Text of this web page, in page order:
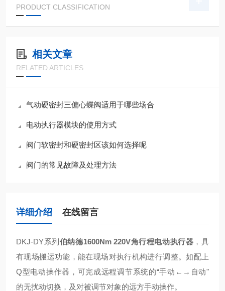
PRODUCT CLASSIFICATION
相关文章
RELATED ARTICLES
气动硬密封三偏心蝶阀适用于哪些场合
电动执行器模块的使用方式
阀门软密封和硬密封区该如何选择呢
阀门的常见故障及处理方法
详细介绍 在线留言
DKJ-DY系列 伯纳德1600Nm 220V角行程电动执行器 ，具
有现场搬运功能，能在现场对执行机构进行调整。如配上
Q型电动操作器，可完成远程调节系统的“手动←→自动"
的无扰动切换，及对被调节对象的远方手动操作。